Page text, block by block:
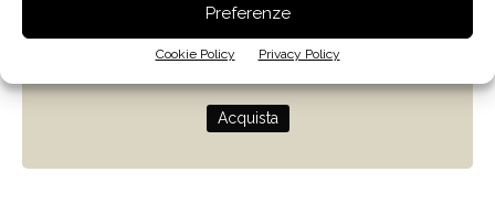
Preferenze
Cookie Policy Privacy Policy
Progettare con la luce naturale
di Giulio Camiz
Acquista